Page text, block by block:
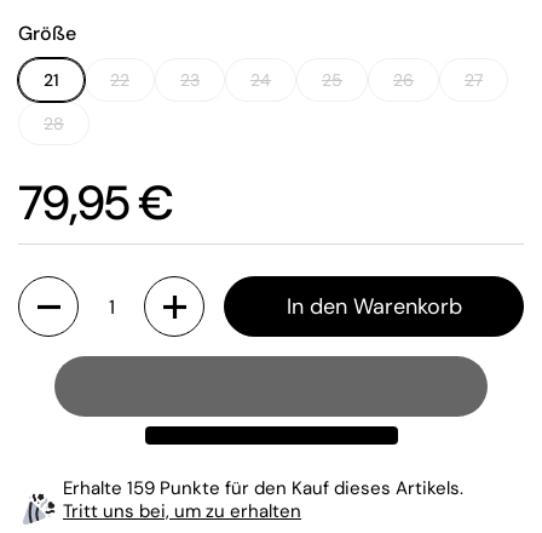
Größe
21 22 23 24 25 26
27
28
Preis:
79,95 €
Anzahl
In den Warenkorb
Erhalte 159 Punkte für den Kauf dieses Artikels.
Tritt uns bei, um zu erhalten